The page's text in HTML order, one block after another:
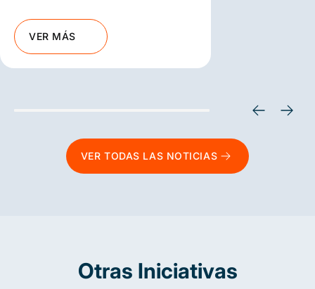
VER MÁS
VER TODAS LAS NOTICIAS
Otras Iniciativas